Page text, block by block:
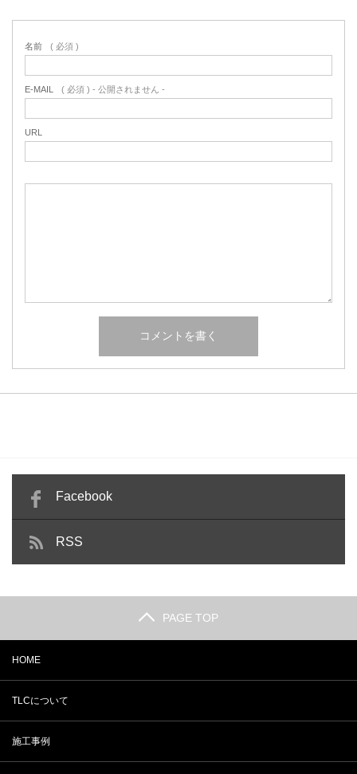
名前 ( 必須 )
E-MAIL ( 必須 ) - 公開されません -
URL
Facebook
RSS
PAGE TOP
HOME
TLCについて
施工事例